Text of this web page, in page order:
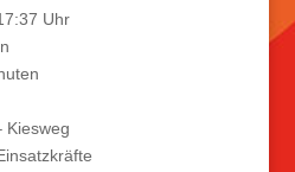
Uhr
Kiesweg